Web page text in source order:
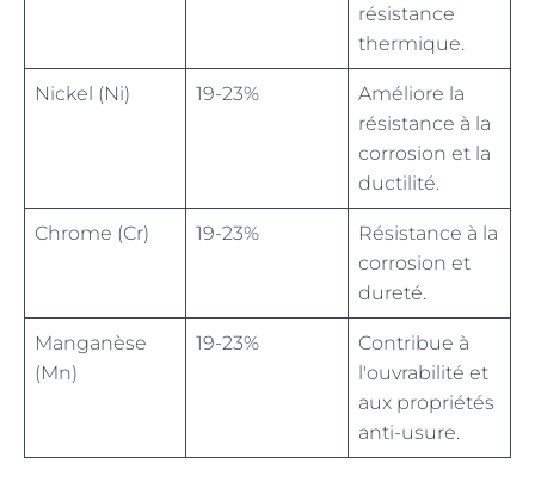
résistance
thermique.
Nickel (Ni) 19-23%
Améliore la
résistance à la
corrosion et la
ductilité.
Chrome (Cr) 19-23%
Résistance à la
corrosion et
dureté.
Manganèse
(Mn)
19-23%
Contribue à
l'ouvrabilité et
aux propriétés
anti-usure.